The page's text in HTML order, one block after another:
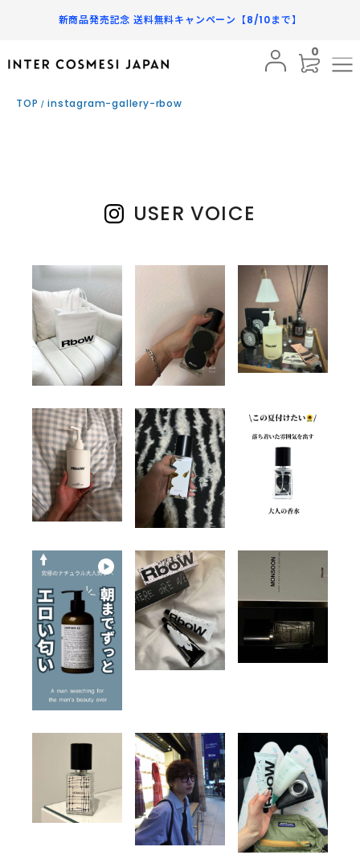
新商品発売記念 送料無料キャンペーン【8/10まで】
0
BRAND
FAQ
SHOPPING GUIDE
MY PAGE
FAVORITE
LOGIN
INFORMATION
SHOPに関する最新情報はこ
ちらでご確認いただけま
す。
SHOPPING GUIDE
お買い物方法につきましては
こちらでご確認ください。
FAQ
SHOPに関するよくあるご質
問はこちらでご確認くださ
TOP instagram-gallery-rbow
USER VOICE